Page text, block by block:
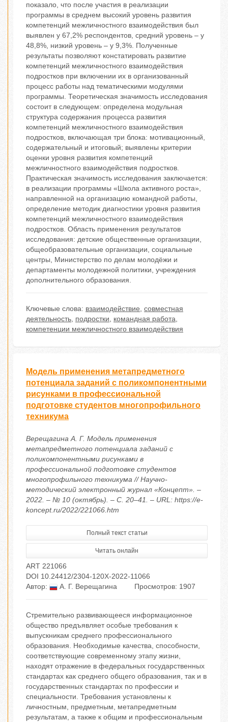
показало, что после участия в реализации
программы в среднем высокий уровень развития
компетенций межличностного взаимодействия был
выявлен у 67,2% респондентов, средний уровень – у
48,8%, низкий уровень – у 9,3%. Полученные
результаты позволяют констатировать развитие
компетенций межличностного взаимодействия
подростков при включении их в организованный
процесс работы над тематическими модулями
программы. Теоретическая значимость исследования
состоит в следующем: определена модульная
структура содержания процесса развития
компетенций межличностного взаимодействия
подростков, включающая три блока: мотивационный,
содержательный и итоговый; выявлены критерии
оценки уровня развития компетенций
межличностного взаимодействия подростков.
Практическая значимость исследования заключается:
в реализации программы «Школа активного роста»,
направленной на организацию командной работы,
определение методик диагностики уровня развития
компетенций межличностного взаимодействия
подростков. Область применения результатов
исследования: детские общественные организации,
общеобразовательные организации, социальные
центры, Министерство по делам молодёжи и
департаменты молодежной политики, учреждения
дополнительного образования.
Ключевые слова: взаимодействие, совместная
деятельность, подростки, командная работа,
компетенции межличностного взаимодействия
Модель применения метапредметного
потенциала заданий с поликомпонентными
рисунками в профессиональной
подготовке студентов многопрофильного
техникума
Верещагина А. Г. Модель применения
метапредметного потенциала заданий с
поликомпонентными рисунками в
профессиональной подготовке студентов
многопрофильного техникума // Научно-
методический электронный журнал «Концепт». –
2022. – № 10 (октябрь). – С. 20–41. – URL: https://e-
koncept.ru/2022/221066.htm
Полный текст статьи
Читать онлайн
ART 221066
DOI 10.24412/2304-120X-2022-11066
Автор:
А. Г. Верещагина Просмотров: 1907
Стремительно развивающееся информационное
общество предъявляет особые требования к
выпускникам среднего профессионального
образования. Необходимые качества, способности,
соответствующие современному этапу жизни,
находят отражение в федеральных государственных
стандартах как среднего общего образования, так и в
государственных стандартах по профессии и
специальности. Требования установлены к
личностным, предметным, метапредметным
результатам, а также к общим и профессиональным